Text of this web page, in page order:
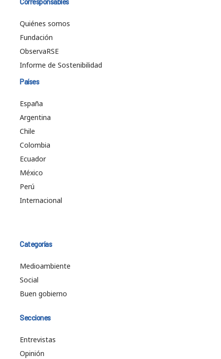
Quiénes somos
Fundación
ObservaRSE
Informe de Sostenibilidad
Países
España
Argentina
Chile
Colombia
Ecuador
México
Perú
Internacional
Categorías
Medioambiente
Social
Buen gobierno
Secciones
Entrevistas
Opinión